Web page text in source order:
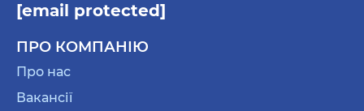
[email protected]
ПРО КОМПАНІЮ
Про нас
Вакансії